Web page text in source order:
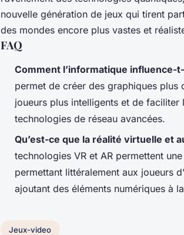
nouvelle génération de jeux qui tirent
des mondes encore plus vastes et
FAQ
Comment l’informatique influence-
permet de créer des graphiques plus
joueurs plus intelligents et de
technologies de réseau avancées.
Qu’est-ce que la réalité virtuelle et
technologies VR et AR permettent
permettant littéralement aux joueurs
ajoutant des éléments numériques à
Jeux-video